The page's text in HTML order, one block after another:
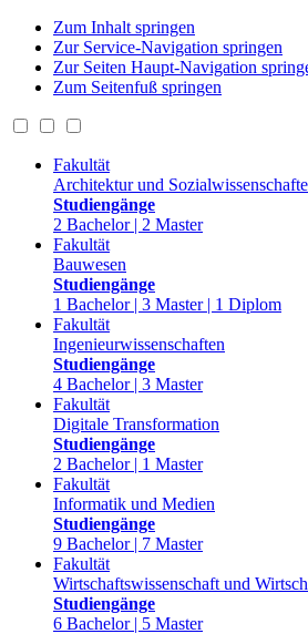
Zum Inhalt springen
Zur Service-Navigation springen
Zur Seiten Haupt-Navigation
Zum Seitenfuß springen
Fakultät
Architektur und
Studiengänge
2 Bachelor | 2 Master
Fakultät
Bauwesen
Studiengänge
1 Bachelor | 3 Master | 1 Diplom
Fakultät
Ingenieurwissenschaften
Studiengänge
4 Bachelor | 3 Master
Fakultät
Digitale Transformation
Studiengänge
2 Bachelor | 1 Master
Fakultät
Informatik und Medien
Studiengänge
9 Bachelor | 7 Master
Fakultät
Wirtschaftswissenschaft und
Studiengänge
6 Bachelor | 5 Master